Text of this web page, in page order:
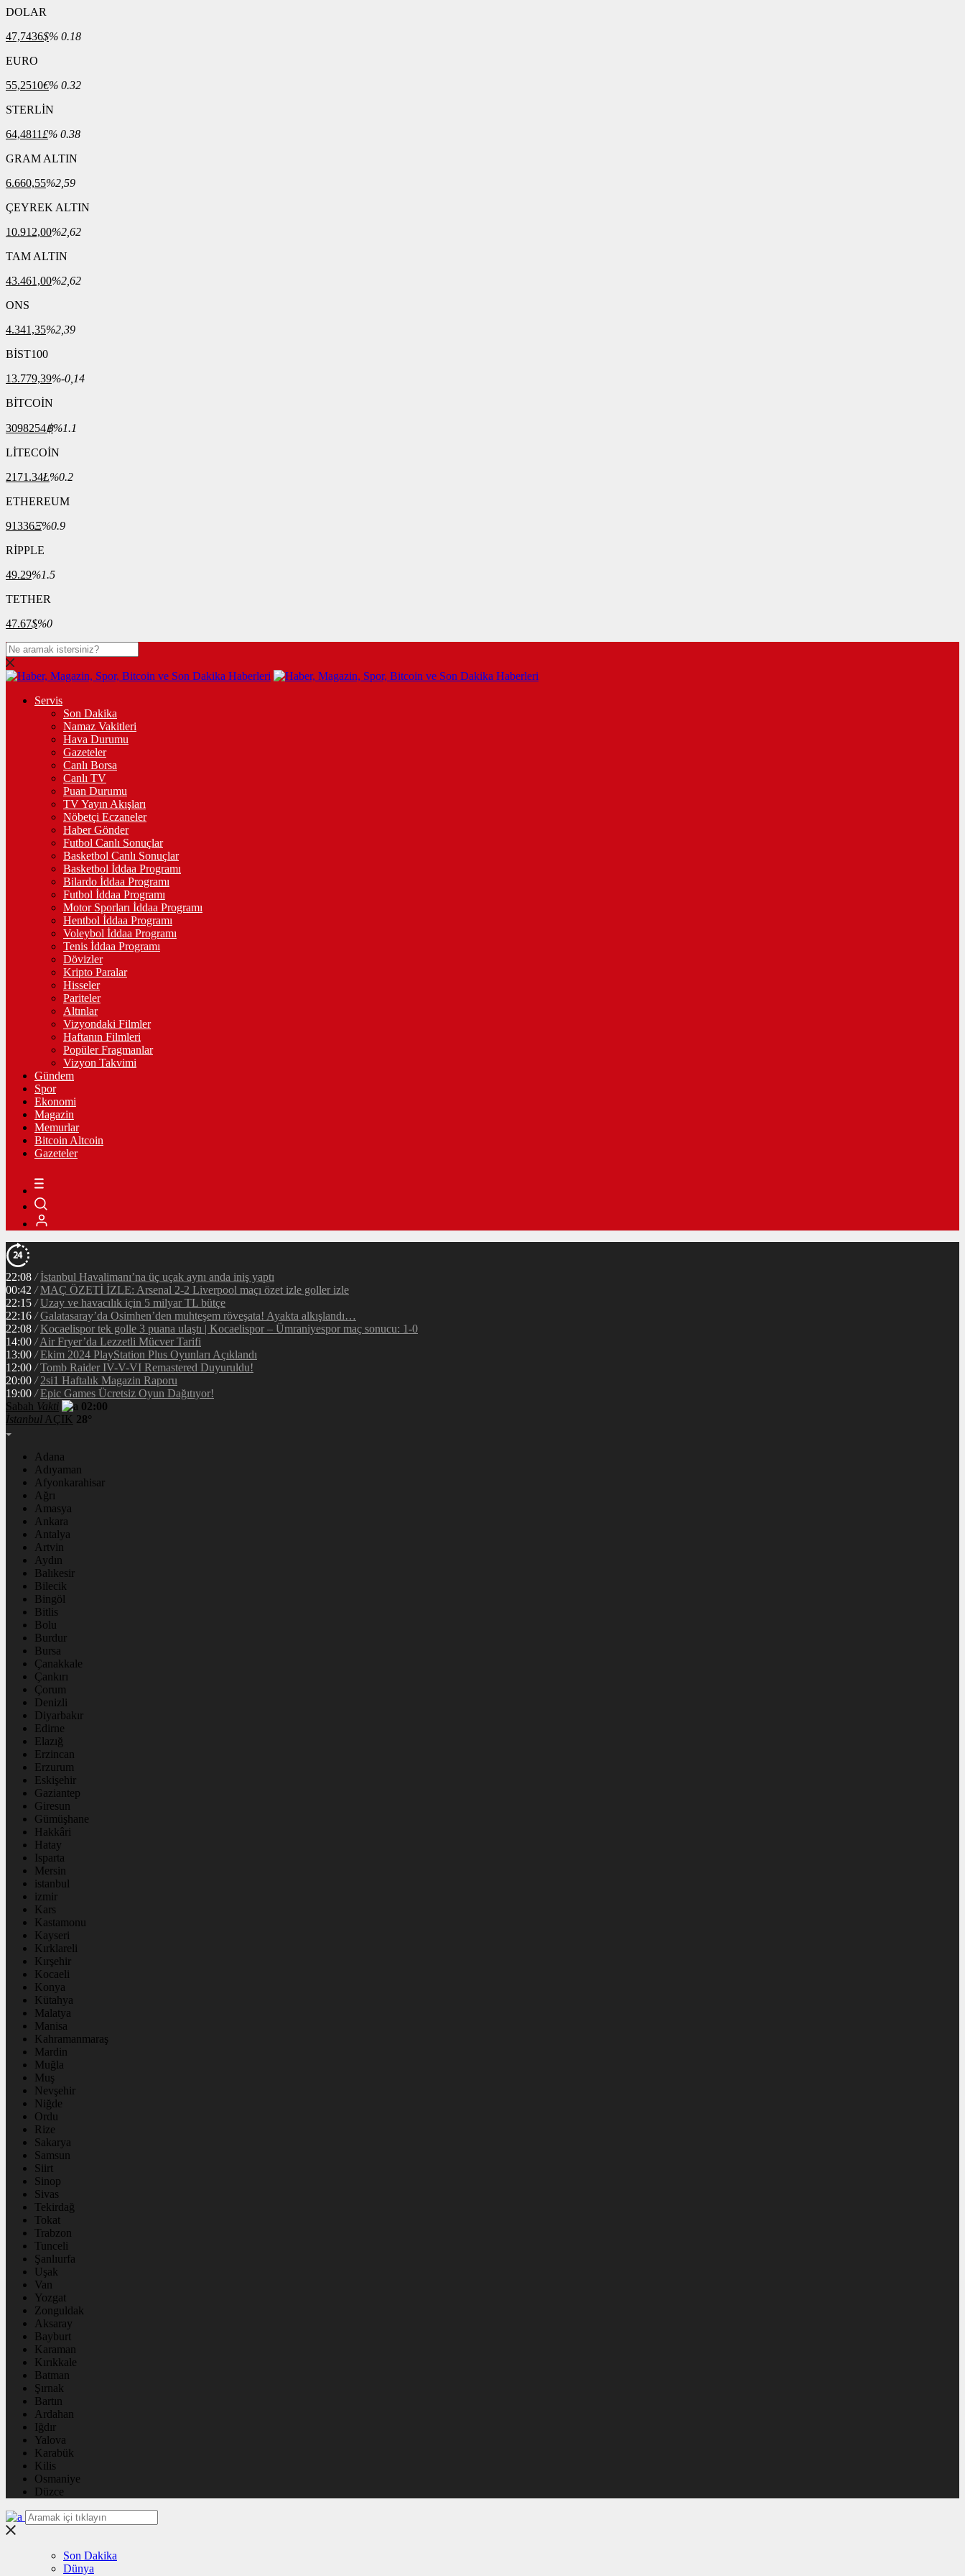
DOLAR
47,7436$% 0.18
EURO
55,2510€% 0.32
STERLİN
64,4811£% 0.38
GRAM ALTIN
6.660,55%2,59
ÇEYREK ALTIN
10.912,00%2,62
TAM ALTIN
43.461,00%2,62
ONS
4.341,35%2,39
BİST100
13.779,39%-0,14
BİTCOİN
3098254฿%1.1
LİTECOİN
2171.34Ł%0.2
ETHEREUM
91336Ξ%0.9
RİPPLE
49.29%1.5
TETHER
47.67$%0
Servis
Son Dakika
Namaz Vakitleri
Hava Durumu
Gazeteler
Canlı Borsa
Canlı TV
Puan Durumu
TV Yayın Akışları
Nöbetçi Eczaneler
Haber Gönder
Futbol Canlı Sonuçlar
Basketbol Canlı Sonuçlar
Basketbol İddaa Programı
Bilardo İddaa Programı
Futbol İddaa Programı
Motor Sporları İddaa Programı
Hentbol İddaa Programı
Voleybol İddaa Programı
Tenis İddaa Programı
Dövizler
Kripto Paralar
Hisseler
Pariteler
Altınlar
Vizyondaki Filmler
Haftanın Filmleri
Popüler Fragmanlar
Vizyon Takvimi
Gündem
Spor
Ekonomi
Magazin
Memurlar
Bitcoin Altcoin
Gazeteler
22:08 / İstanbul Havalimanı’na üç uçak aynı anda iniş yaptı
00:42 / MAÇ ÖZETİ İZLE: Arsenal 2-2 Liverpool maçı özet izle goller izle
22:15 / Uzay ve havacılık için 5 milyar TL bütçe
22:16 / Galatasaray’da Osimhen’den muhteşem röveşata! Ayakta alkışlandı…
22:08 / Kocaelispor tek golle 3 puana ulaştı | Kocaelispor – Ümraniyespor maç sonucu: 1-0
14:00 / Air Fryer’da Lezzetli Mücver Tarifi
13:00 / Ekim 2024 PlayStation Plus Oyunları Açıklandı
12:00 / Tomb Raider IV-V-VI Remastered Duyuruldu!
20:00 / 2si1 Haftalık Magazin Raporu
19:00 / Epic Games Ücretsiz Oyun Dağıtıyor!
Sabah Vakti
02:00
İstanbul AÇIK 28°
Adana
Adıyaman
Afyonkarahisar
Ağrı
Amasya
Ankara
Antalya
Artvin
Aydın
Balıkesir
Bilecik
Bingöl
Bitlis
Bolu
Burdur
Bursa
Çanakkale
Çankırı
Çorum
Denizli
Diyarbakır
Edirne
Elazığ
Erzincan
Erzurum
Eskişehir
Gaziantep
Giresun
Gümüşhane
Hakkâri
Hatay
Isparta
Mersin
istanbul
izmir
Kars
Kastamonu
Kayseri
Kırklareli
Kırşehir
Kocaeli
Konya
Kütahya
Malatya
Manisa
Kahramanmaraş
Mardin
Muğla
Muş
Nevşehir
Niğde
Ordu
Rize
Sakarya
Samsun
Siirt
Sinop
Sivas
Tekirdağ
Tokat
Trabzon
Tunceli
Şanlıurfa
Uşak
Van
Yozgat
Zonguldak
Aksaray
Bayburt
Karaman
Kırıkkale
Batman
Şırnak
Bartın
Ardahan
Iğdır
Yalova
Karabük
Kilis
Osmaniye
Düzce
Son Dakika
Dünya